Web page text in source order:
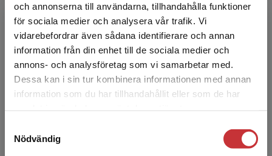
och annonserna till användarna, tillhandahålla funktioner
för sociala medier och analysera vår trafik. Vi
vidarebefordrar även sådana identifierare och annan
information från din enhet till de sociala medier och
annons- och analysföretag som vi samarbetar med.
Dessa kan i sin tur kombinera informationen med annan
information som du har tillhandahållit eller som de har
Nödvändig
Begränsad fraktregion
Det verkar som att du besöker
studentlitteratur.se via en enhet utanför Sverige.
Vi erbjuder inte leveranser utanför Sverige. För
att kunna slutföra ett köp måste
Ingrid Larsson
Ingrid Larsson är näringsfysiolog och verksam
sedan många år inom behandling av obesitas,
som klinisk forskare inom obesitas samt
nutrition, hälsa ...